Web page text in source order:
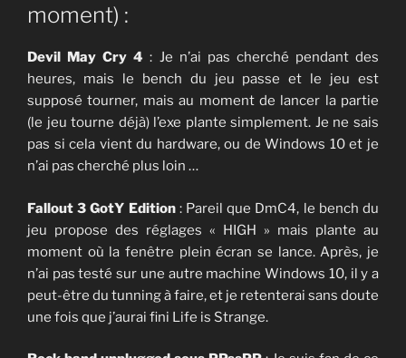
moment) :
Devil May Cry 4 : Je n’ai pas cherché pendant des
heures, mais le bench du jeu passe et le jeu est
supposé tourner, mais au moment de lancer la partie
(le jeu tourne déjà) l’exe plante simplement. Je ne sais
pas si cela vient du hardware, ou de Windows 10 et je
n’ai pas cherché plus loin …
Fallout 3 GotY Edition: Pareil que DmC4, le bench du
jeu propose des réglages « HIGH » mais plante au
moment où la fenêtre plein écran se lance. Après, je
n’ai pas testé sur une autre machine Windows 10, il y a
peut-être du tunning à faire, et je retenterai sans doute
une fois que j’aurai fini Life is Strange.